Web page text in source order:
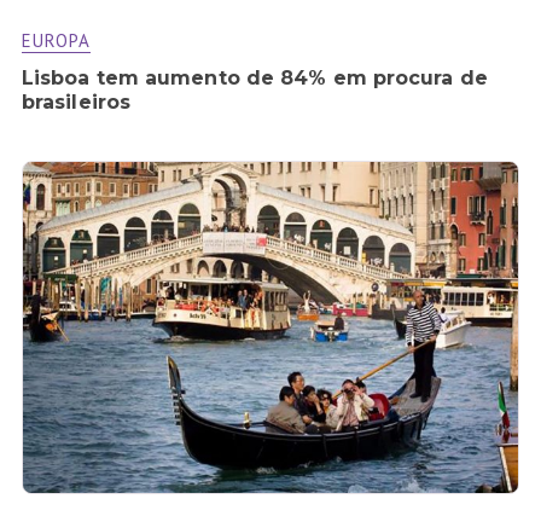
EUROPA
Lisboa tem aumento de 84% em procura de
brasileiros